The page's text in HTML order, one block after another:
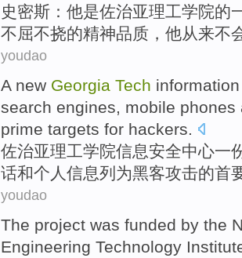
史密斯 ： 他是佐治亚理工学院的
不屈不挠的精神品质，他从来不
youdao
A new Georgia Tech information
search engines, mobile phones
prime targets for hackers.
佐治亚理工学院信息安全中心一
话和个人 信息列为黑客攻击的首
youdao
The project was funded by the
Engineering Technology